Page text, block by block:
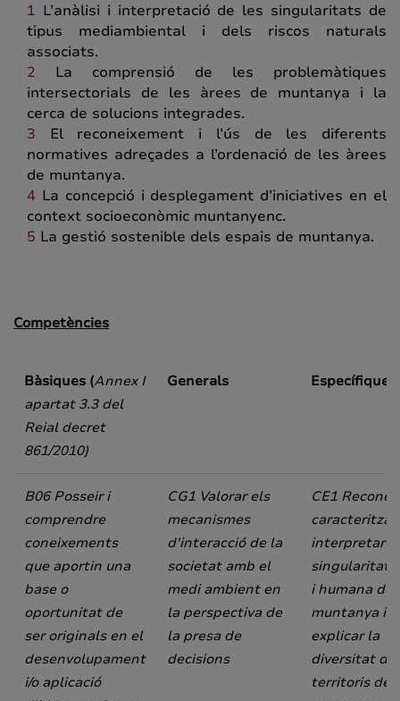
L’anàlisi i interpretació de les singularitats de
tipus mediambiental i dels riscos naturals
associats.
La comprensió de les problemàtiques
intersectorials de les àrees de muntanya i la
cerca de solucions integrades.
El reconeixement i l’ús de les diferents
normatives adreçades a l’ordenació de les àrees
de muntanya.
La concepció i desplegament d’iniciatives en el
context socioeconòmic muntanyenc.
La gestió sostenible dels espais de muntanya.
Competències
Bàsiques (Annex I
apartat 3.3 del
Reial decret
861/2010)
Generals Específiques
B06 Posseir i
comprendre
coneixements
que aportin una
base o
oportunitat de
ser originals en el
desenvolupament
i/o aplicació
CG1 Valorar els
mecanismes
d'interacció de la
societat amb el
medi ambient en
la perspectiva de
la presa de
decisions
CE1
caracteritzar
interpretar
singularitat
i humana de
muntanya i
explicar la
diversitat
territoris de